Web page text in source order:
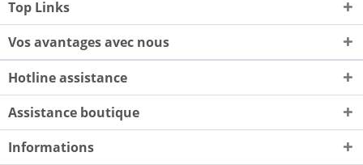
Top Links
Vos avantages avec nous
Hotline assistance
Assistance boutique
Informations